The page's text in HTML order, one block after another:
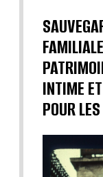
INTIME
POUR